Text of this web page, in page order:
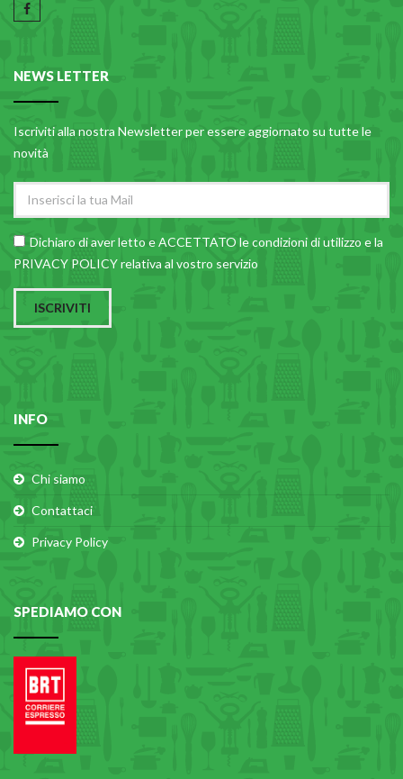
NEWS LETTER
Iscriviti alla nostra Newsletter per essere aggiornato su tutte le
novità
Dichiaro di aver letto e ACCETTATO lecondizioni di utilizzo e la
PRIVACY POLICY relativa al vostro servizio
ISCRIVITI
INFO
Chi siamo
Contattaci
Privacy Policy
SPEDIAMO CON